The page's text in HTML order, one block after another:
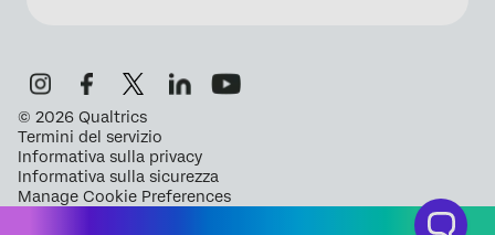
© 2026 Qualtrics
Termini del servizio
Informativa sulla privacy
Informativa sulla sicurezza
Manage Cookie Preferences